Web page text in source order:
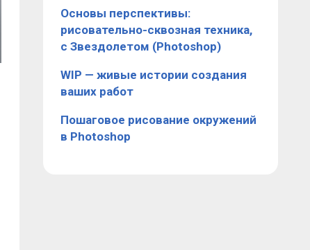
Основы перспективы:
рисовательно-сквозная техника,
с Звездолетом (Photoshop)
WIP — живые истории создания
ваших работ
Пошаговое рисование окружений
в Photoshop